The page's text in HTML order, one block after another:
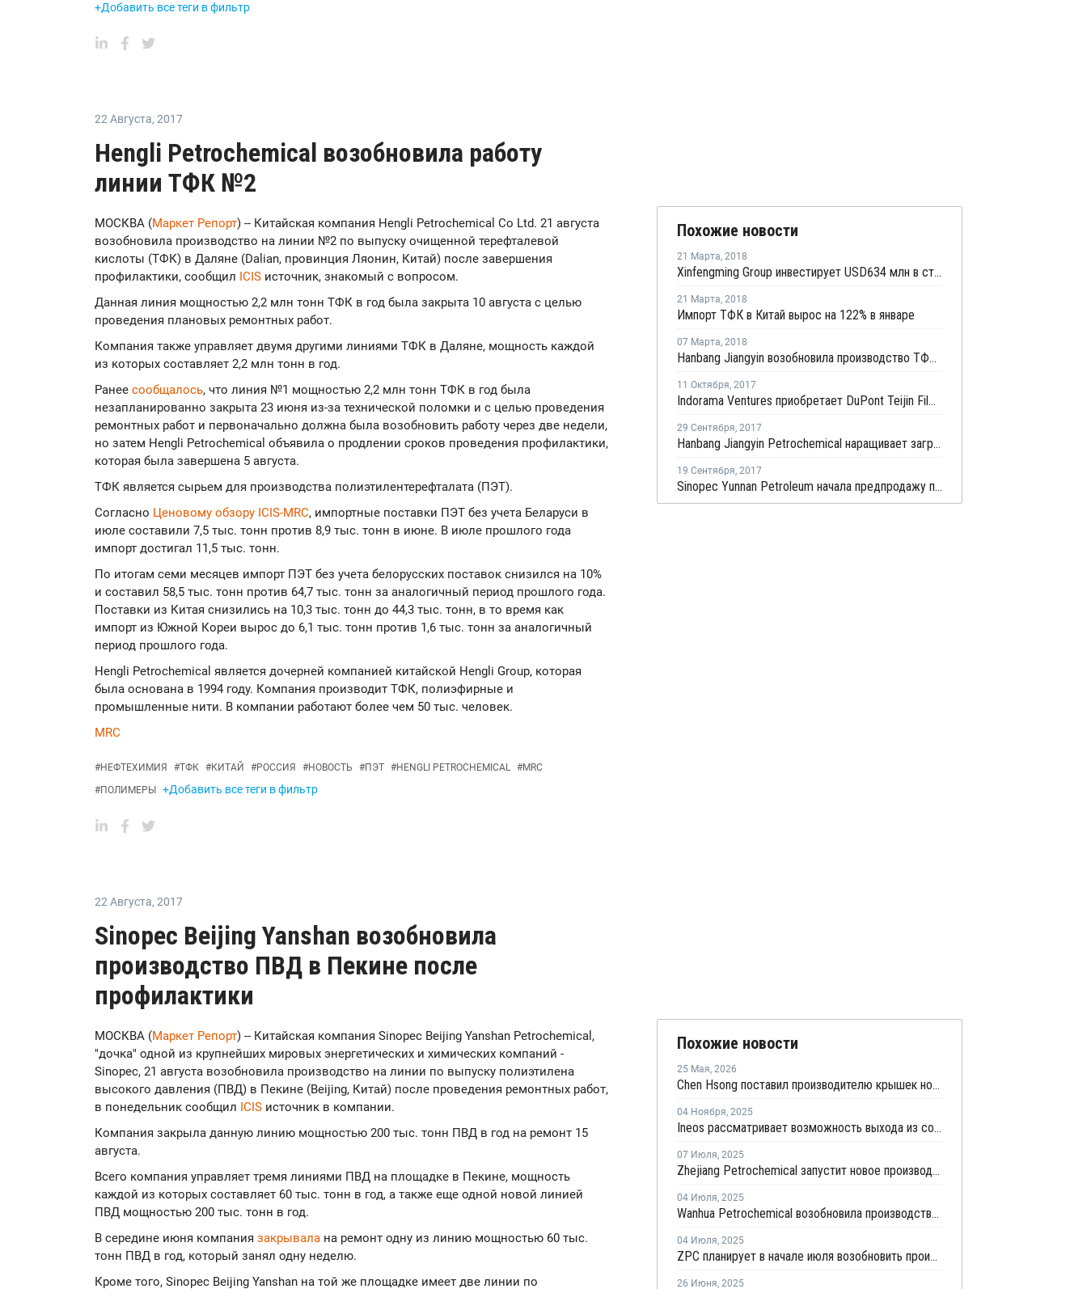
+Добавить все теги в фильтр
22 Августа, 2017
Hengli Petrochemical возобновила работу
линии ТФК №2
МОСКВА (Маркет Репорт) -- Китайская компания Hengli Petrochemical Co Ltd. 21 августа
возобновила производство на линии №2 по выпуску очищенной терефталевой
кислоты (ТФК) в Даляне (Dalian, провинция Ляонин, Китай) после завершения
профилактики, сообщил ICIS источник, знакомый с вопросом.
Данная линия мощностью 2,2 млн тонн ТФК в год была закрыта 10 августа с целью
проведения плановых ремонтных работ.
Компания также управляет двумя другими линиями ТФК в Даляне, мощность каждой
из которых составляет 2,2 млн тонн в год.
Ранее сообщалось, что линия №1 мощностью 2,2 млн тонн ТФК в год была
незапланированно закрыта 23 июня из-за технической поломки и с целью проведения
ремонтных работ и первоначально должна была возобновить работу через две недели,
но затем Hengli Petrochemical объявила о продлении сроков проведения профилактики,
которая была завершена 5 августа.
ТФК является сырьем для производства полиэтилентерефталата (ПЭТ).
Согласно Ценовому обзору ICIS-MRC, импортные поставки ПЭТ без учета Беларуси в
июле составили 7,5 тыс. тонн против 8,9 тыс. тонн в июне. В июле прошлого года
импорт достигал 11,5 тыс. тонн.
По итогам семи месяцев импорт ПЭТ без учета белорусских поставок снизился на 10%
и составил 58,5 тыс. тонн против 64,7 тыс. тонн за аналогичный период прошлого года.
Поставки из Китая снизились на 10,3 тыс. тонн до 44,3 тыс. тонн, в то время как
импорт из Южной Кореи вырос до 6,1 тыс. тонн против 1,6 тыс. тонн за аналогичный
период прошлого года.
Hengli Petrochemical является дочерней компанией китайской Hengli Group, которая
была основана в 1994 году. Компания производит ТФК, полиэфирные и
промышленные нити. В компании работают более чем 50 тыс. человек.
MRC
#НЕФТЕХИМИЯ #ТФК #КИТАЙ #РОССИЯ #НОВОСТЬ #ПЭТ #HENGLI PETROCHEMICAL #MRC
#ПОЛИМЕРЫ +Добавить все теги в фильтр
Похожие новости
21 Марта, 2018
Xinfengming Group инвестирует USD634 млн в строительство производства ТФК в Китае
21 Марта, 2018
Импорт ТФК в Китай вырос на 122% в январе
07 Марта, 2018
Hanbang Jiangyin возобновила производство ТФК в Китае
11 Октября, 2017
Indorama Ventures приобретает DuPont Teijin Films
29 Сентября, 2017
Hanbang Jiangyin Petrochemical наращивает загрузку производства ТФК в Китае
19 Сентября, 2017
Sinopec Yunnan Petroleum начала предпродажу продукции с нового завода ароматических веществ в Китае
22 Августа, 2017
Sinopec Beijing Yanshan возобновила
производство ПВД в Пекине после
профилактики
МОСКВА (Маркет Репорт) -- Китайская компания Sinopec Beijing Yanshan Petrochemical,
"дочка" одной из крупнейших мировых энергетических и химических компаний -
Sinopec, 21 августа возобновила производство на линии по выпуску полиэтилена
высокого давления (ПВД) в Пекине (Beijing, Китай) после проведения ремонтных работ,
в понедельник сообщил ICIS источник в компании.
Компания закрыла данную линию мощностью 200 тыс. тонн ПВД в год на ремонт 15
августа.
Всего компания управляет тремя линиями ПВД на площадке в Пекине, мощность
каждой из которых составляет 60 тыс. тонн в год, а также еще одной новой линией
ПВД мощностью 200 тыс. тонн в год.
В середине июня компания закрывала на ремонт одну из линию мощностью 60 тыс.
тонн ПВД в год, который занял одну неделю.
Кроме того, Sinopec Beijing Yanshan на той же площадке имеет две линии по
Похожие новости
25 Мая, 2026
Chen Hsong поставил производителю крышек новую серию двухкомпонентных ТПА
04 Ноября, 2025
Ineos рассматривает возможность выхода из совместного предприятия Sinopec Petchems
07 Июля, 2025
Zhejiang Petrochemical запустит новое производство ПВД/ЭВА в первом квартале 2026 года
04 Июля, 2025
Wanhua Petrochemical возобновила производство ПВД в Китае
04 Июля, 2025
ZPC планирует в начале июля возобновить производство
26 Июня, 2025